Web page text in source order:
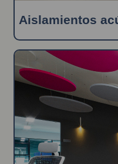
Aislamientos